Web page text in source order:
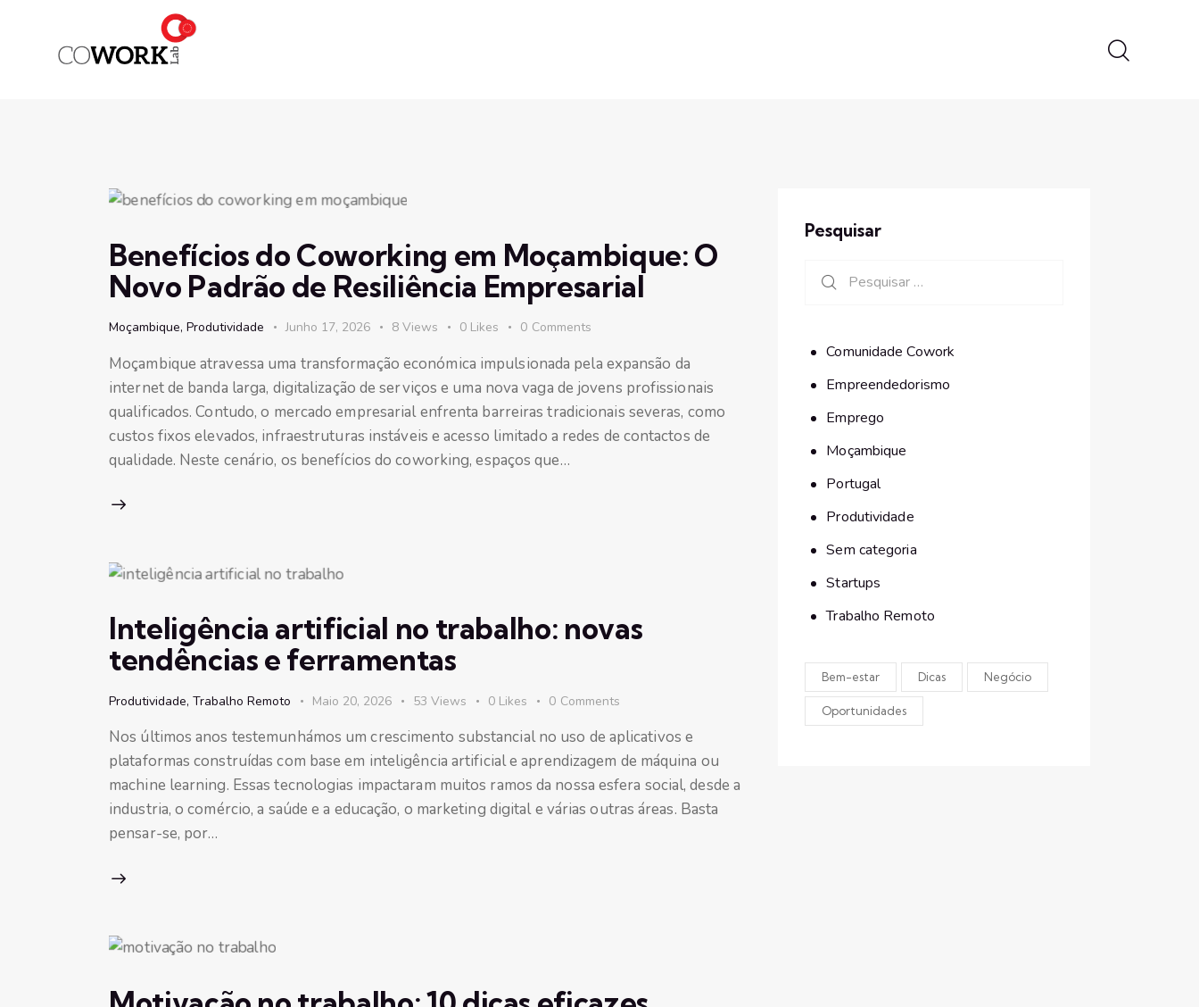
Benefícios do Coworking em Moçambique: O
Novo Padrão de Resiliência Empresarial
Moçambique, Produtividade Junho 17, 2026 8 Views 0 Likes 0 Comments
Moçambique atravessa uma transformação económica impulsionada pela expansão da
internet de banda larga, digitalização de serviços e uma nova vaga de jovens profissionais
qualificados. Contudo, o mercado empresarial enfrenta barreiras tradicionais severas, como
custos fixos elevados, infraestruturas instáveis e acesso limitado a redes de contactos de
qualidade. Neste cenário, os benefícios do coworking, espaços que…
Inteligência artificial no trabalho: novas
tendências e ferramentas
Produtividade, Trabalho Remoto Maio 20, 2026 53 Views 0 Likes 0 Comments
Nos últimos anos testemunhámos um crescimento substancial no uso de aplicativos e
plataformas construídas com base em inteligência artificial e aprendizagem de máquina ou
machine learning. Essas tecnologias impactaram muitos ramos da nossa esfera social, desde a
industria, o comércio, a saúde e a educação, o marketing digital e várias outras áreas. Basta
pensar-se, por…
Pesquisar
Comunidade Cowork
Empreendedorismo
Emprego
Moçambique
Portugal
Produtividade
Sem categoria
Startups
Trabalho Remoto
Bem-estar Dicas Negócio
Oportunidades